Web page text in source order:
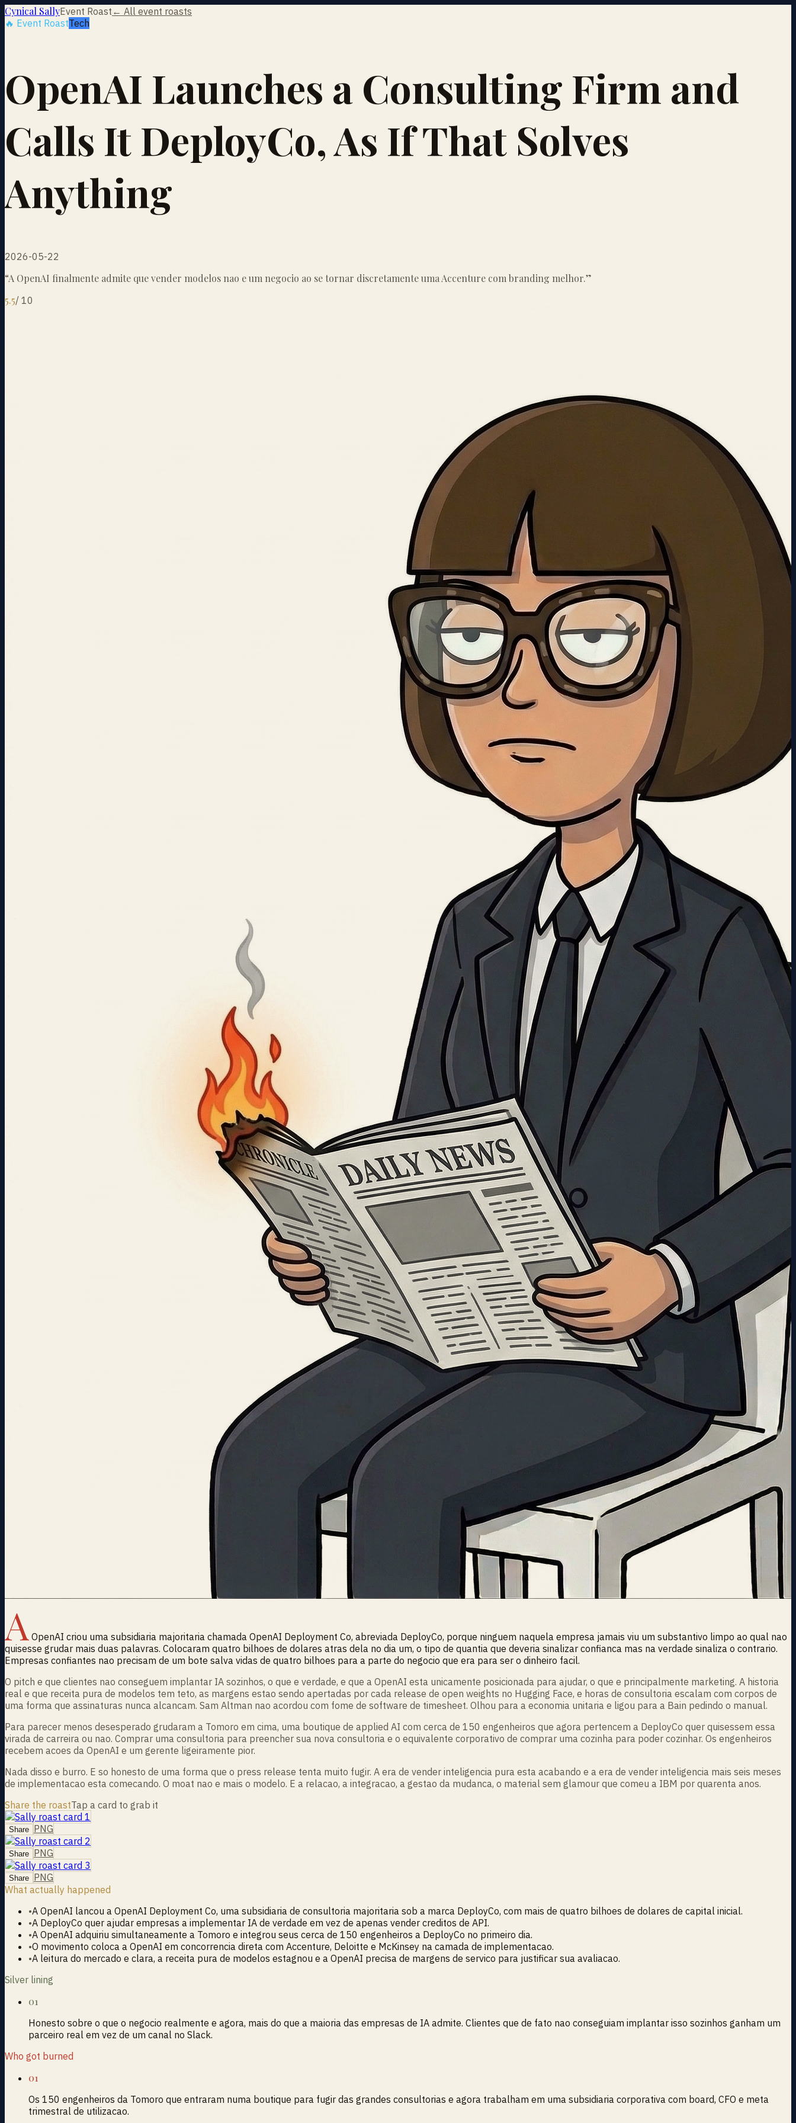
Cynical SallyEvent Roast ← All event roasts
🔥 Event RoastTech
OpenAI Launches a Consulting Firm and
Calls It DeployCo, As If That Solves
Anything
2026-05-22
“A OpenAI finalmente admite que vender modelos nao e um negocio ao se tornar discretamente uma Accenture com branding melhor.”
5.5/ 10
A OpenAI criou uma subsidiaria majoritaria chamada OpenAI Deployment Co, abreviada DeployCo, porque ninguem naquela empresa jamais viu um substantivo limpo ao qual nao
quisesse grudar mais duas palavras. Colocaram quatro bilhoes de dolares atras dela no dia um, o tipo de quantia que deveria sinalizar confianca mas na verdade sinaliza o contrario.
Empresas confiantes nao precisam de um bote salva vidas de quatro bilhoes para a parte do negocio que era para ser o dinheiro facil.
O pitch e que clientes nao conseguem implantar IA sozinhos, o que e verdade, e que a OpenAI esta unicamente posicionada para ajudar, o que e principalmente marketing. A historia
real e que receita pura de modelos tem teto, as margens estao sendo apertadas por cada release de open weights no Hugging Face, e horas de consultoria escalam com corpos de
uma forma que assinaturas nunca alcancam. Sam Altman nao acordou com fome de software de timesheet. Olhou para a economia unitaria e ligou para a Bain pedindo o manual.
Para parecer menos desesperado grudaram a Tomoro em cima, uma boutique de applied AI com cerca de 150 engenheiros que agora pertencem a DeployCo quer quisessem essa
virada de carreira ou nao. Comprar uma consultoria para preencher sua nova consultoria e o equivalente corporativo de comprar uma cozinha para poder cozinhar. Os engenheiros
recebem acoes da OpenAI e um gerente ligeiramente pior.
Nada disso e burro. E so honesto de uma forma que o press release tenta muito fugir. A era de vender inteligencia pura esta acabando e a era de vender inteligencia mais seis meses
de implementacao esta comecando. O moat nao e mais o modelo. E a relacao, a integracao, a gestao da mudanca, o material sem glamour que comeu a IBM por quarenta anos.
Share the roastTap a card to grab it
Share PNG
Share PNG
Share PNG
What actually happened
•A OpenAI lancou a OpenAI Deployment Co, uma subsidiaria de consultoria majoritaria sob a marca DeployCo, com mais de quatro bilhoes de dolares de capital inicial.
•A DeployCo quer ajudar empresas a implementar IA de verdade em vez de apenas vender creditos de API.
•A OpenAI adquiriu simultaneamente a Tomoro e integrou seus cerca de 150 engenheiros a DeployCo no primeiro dia.
•O movimento coloca a OpenAI em concorrencia direta com Accenture, Deloitte e McKinsey na camada de implementacao.
•A leitura do mercado e clara, a receita pura de modelos estagnou e a OpenAI precisa de margens de servico para justificar sua avaliacao.
Silver lining
01
Honesto sobre o que o negocio realmente e agora, mais do que a maioria das empresas de IA admite. Clientes que de fato nao conseguiam implantar isso sozinhos ganham um
parceiro real em vez de um canal no Slack.
Who got burned
01
Os 150 engenheiros da Tomoro que entraram numa boutique para fugir das grandes consultorias e agora trabalham em uma subsidiaria corporativa com board, CFO e meta
trimestral de utilizacao.